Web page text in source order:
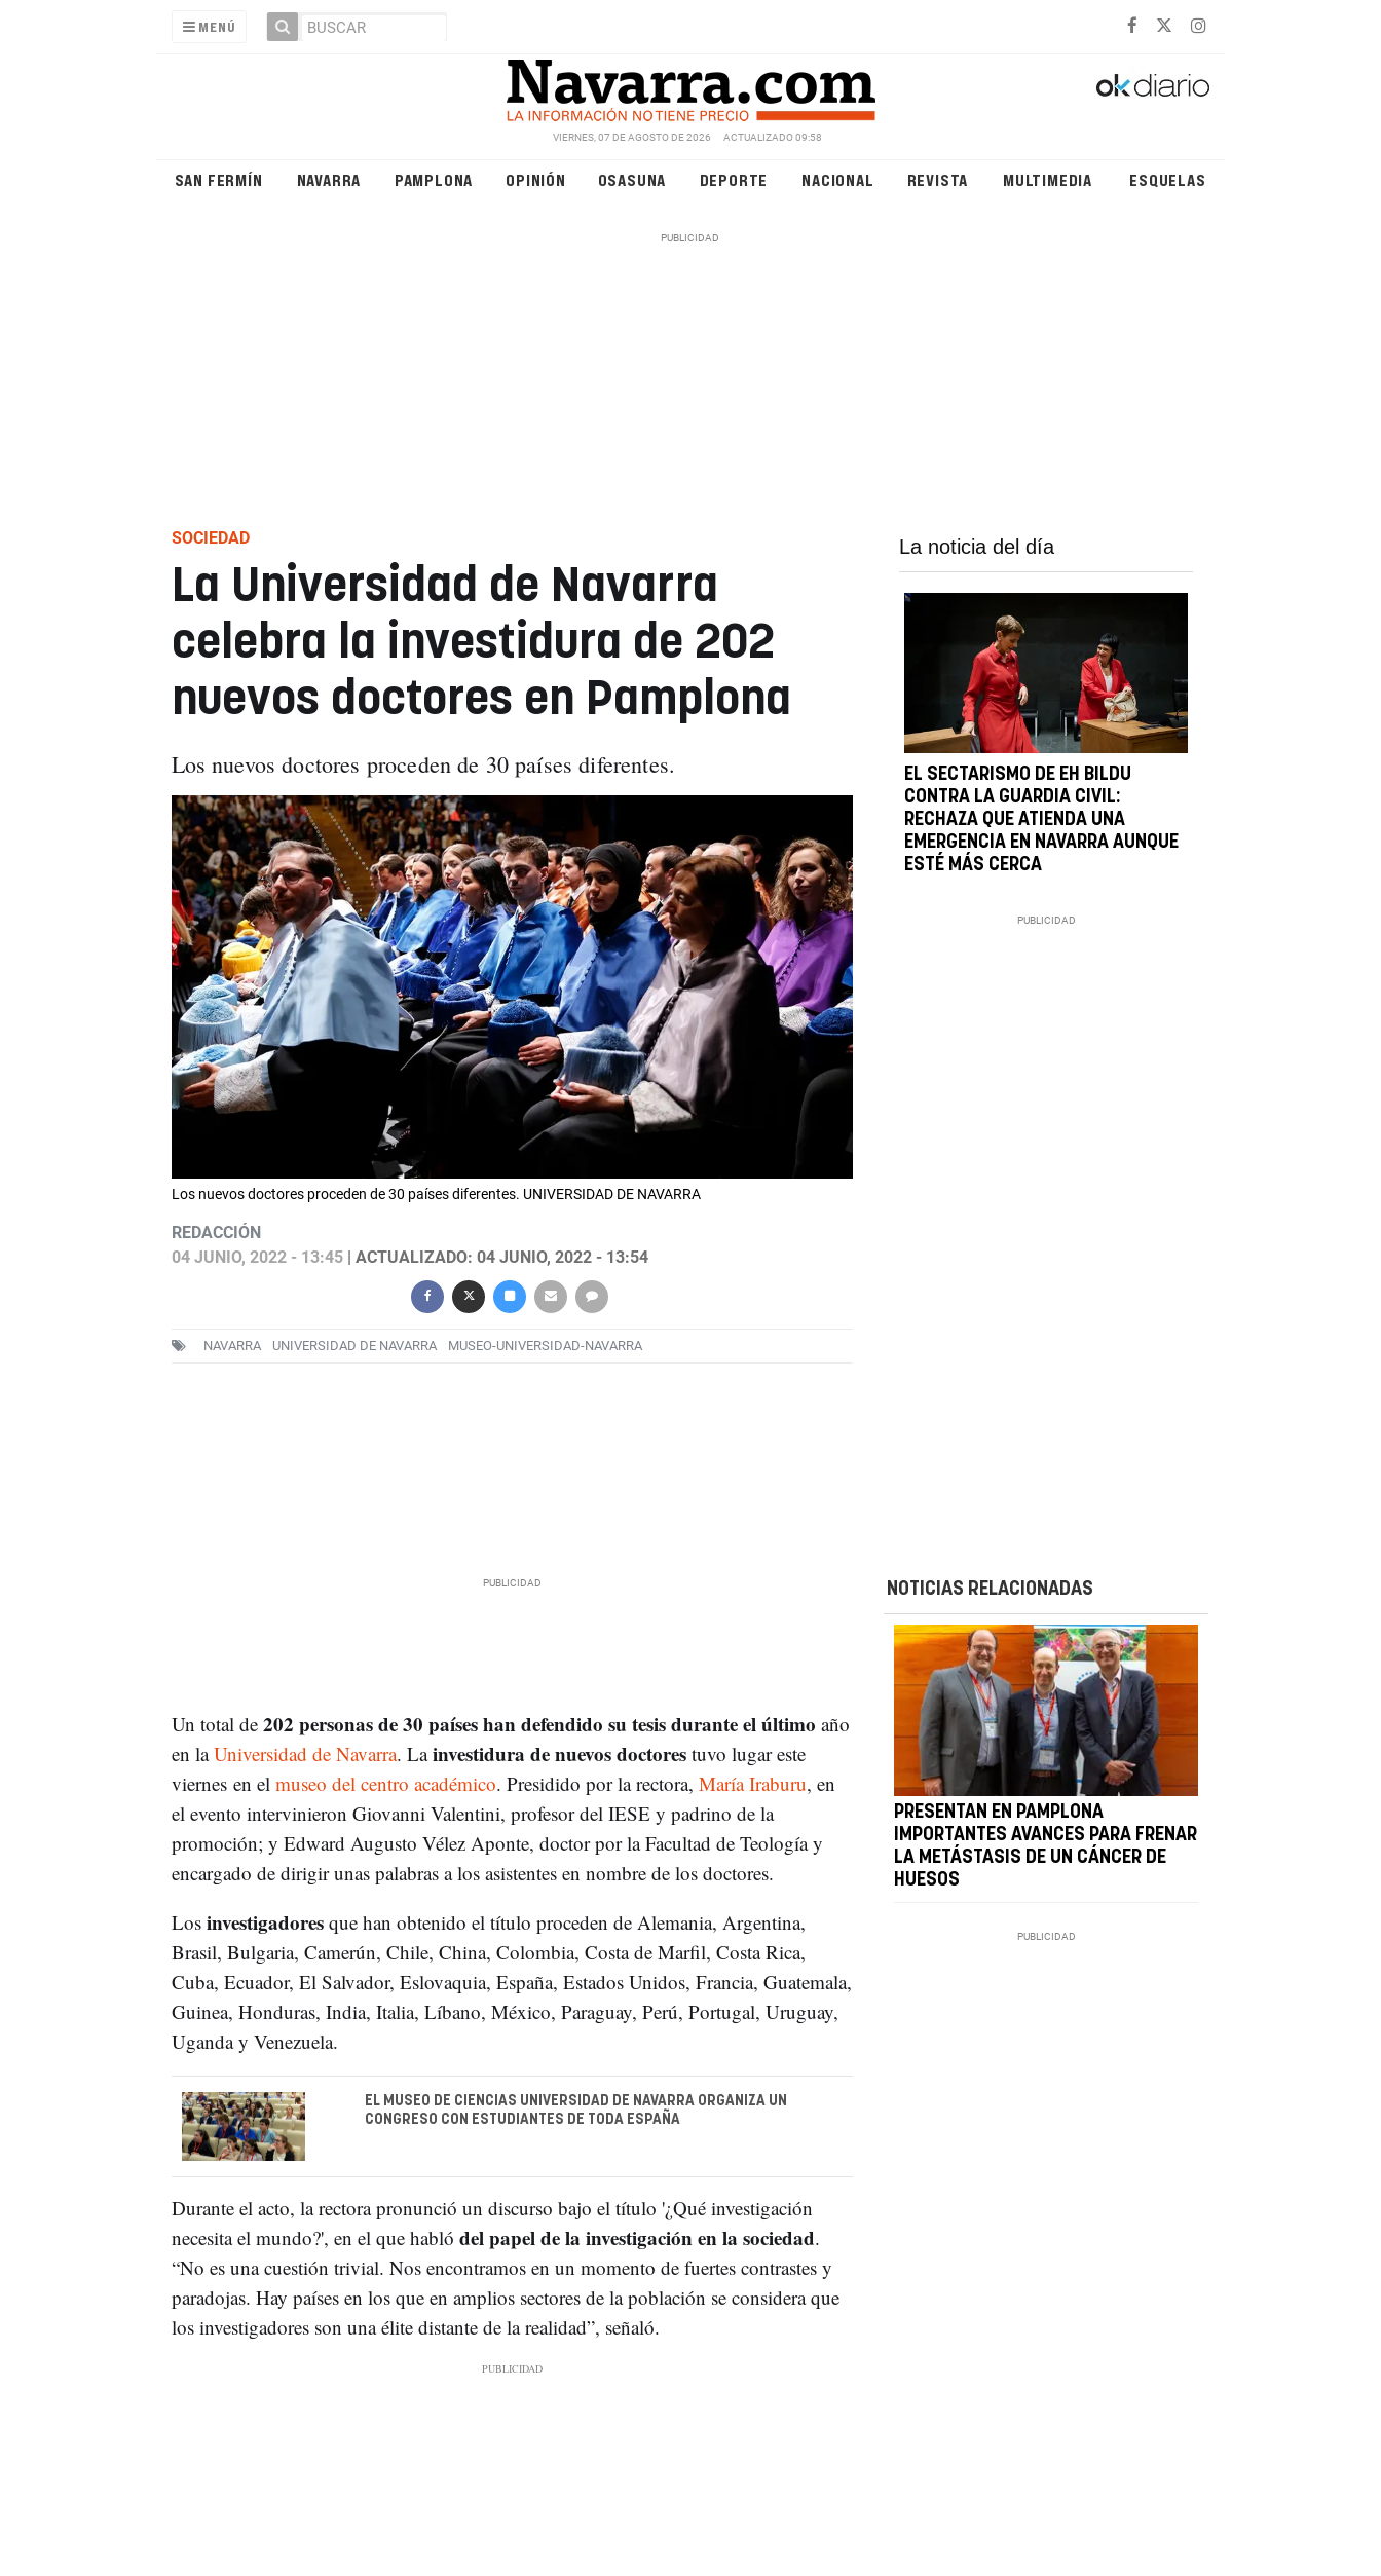
MENÚ
VIERNES, 07 DE AGOSTO DE 2026 ACTUALIZADO 09:58
SAN FERMÍN NAVARRA PAMPLONA OPINIÓN OSASUNA DEPORTE NACIONAL REVISTA MULTIMEDIA ESQUELAS
SOCIEDAD
La Universidad de Navarra
celebra la investidura de 202
nuevos doctores en Pamplona
Los nuevos doctores proceden de 30 países diferentes.
Los nuevos doctores proceden de 30 países diferentes. UNIVERSIDAD DE NAVARRA
REDACCIÓN
04 JUNIO, 2022 - 13:45| ACTUALIZADO: 04 JUNIO, 2022 - 13:54
NAVARRA UNIVERSIDAD DE NAVARRA MUSEO-UNIVERSIDAD-NAVARRA
La noticia del día
EL SECTARISMO DE EH BILDU
CONTRA LA GUARDIA CIVIL:
RECHAZA QUE ATIENDA UNA
EMERGENCIA EN NAVARRA AUNQUE
ESTÉ MÁS CERCA
Un total de 202 personas de 30 países han defendido su tesis durante el último año
en laUniversidad de Navarra. Lainvestidura de nuevos doctorestuvo lugar este
viernes en el museo del centro académico. Presidido por la rectora, María Iraburu, en
el evento intervinieron Giovanni Valentini, profesor del IESE y padrino de la
promoción; y Edward Augusto Vélez Aponte, doctor por la Facultad de Teología y
encargado de dirigir unas palabras a los asistentes en nombre de los doctores.
Los investigadoresque han obtenido el título proceden de Alemania, Argentina,
Brasil, Bulgaria, Camerún, Chile, China, Colombia, Costa de Marfil, Costa Rica,
Cuba, Ecuador, El Salvador, Eslovaquia, España, Estados Unidos, Francia, Guatemala,
Guinea, Honduras, India, Italia, Líbano, México, Paraguay, Perú, Portugal, Uruguay,
Uganda y Venezuela.
EL MUSEO DE CIENCIAS UNIVERSIDAD DE NAVARRA ORGANIZA UN
CONGRESO CON ESTUDIANTES DE TODA ESPAÑA
Durante el acto, la rectora pronunció un discurso bajo el título '¿Qué investigación
necesita el mundo?', en el que habló del papel de la investigación en la sociedad.
“No es una cuestión trivial. Nos encontramos en un momento de fuertes contrastes y
paradojas. Hay países en los que en amplios sectores de la población se considera que
los investigadores son una élite distante de la realidad”, señaló.
NOTICIAS RELACIONADAS
PRESENTAN EN PAMPLONA
IMPORTANTES AVANCES PARA FRENAR
LA METÁSTASIS DE UN CÁNCER DE
HUESOS